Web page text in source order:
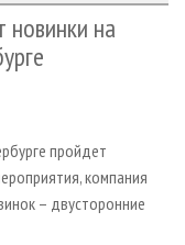
новинки на
пройдет
компания
– двусторонние